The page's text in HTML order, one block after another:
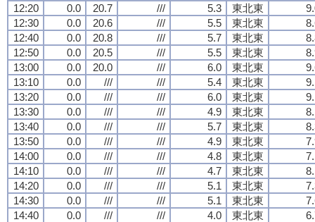
12:20
0.0 20.7 /// 5.3 東北東
12:30
0.0 20.6 /// 5.5 東北東
12:40
0.0 20.8 /// 5.7 東北東
12:50
0.0 20.5 /// 5.5 東北東
13:00
0.0 20.0 /// 6.0 東北東
13:10
0.0 /// /// 5.4 東北東
13:20
0.0 /// /// 6.0 東北東
13:30
0.0 /// /// 4.9 東北東
13:40
0.0 /// /// 5.7 東北東
13:50
0.0 /// /// 4.9 東北東
14:00
0.0 /// /// 4.8 東北東
14:10
0.0 /// /// 4.7 東北東
14:20
0.0 /// /// 5.1 東北東
14:30
0.0 /// /// 5.1 東北東
14:40
0.0 /// /// 4.0 東北東